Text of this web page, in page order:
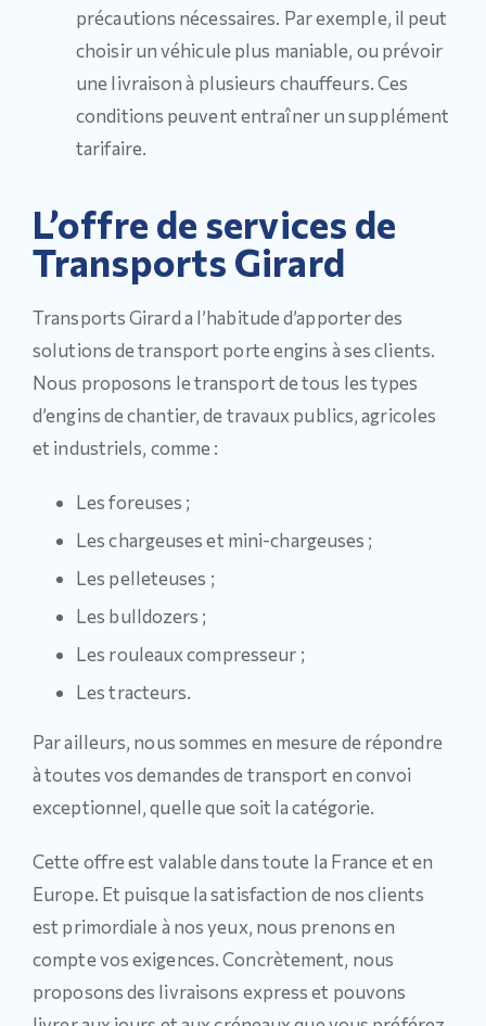
précautions nécessaires. Par exemple, il peut
choisir un véhicule plus maniable, ou prévoir
une livraison à plusieurs chauffeurs. Ces
conditions peuvent entraîner un supplément
tarifaire.
L’offre de services de
Transports Girard
Transports Girard a l’habitude d’apporter des
solutions de transport porte engins à ses clients.
Nous proposons le transport de tous les types
d’engins de chantier, de travaux publics, agricoles
et industriels, comme :
Les foreuses ;
Les chargeuses et mini-chargeuses ;
Les pelleteuses ;
Les bulldozers ;
Les rouleaux compresseur ;
Les tracteurs.
Par ailleurs, nous sommes en mesure de répondre
à toutes vos demandes de transport en convoi
exceptionnel, quelle que soit la catégorie.
Cette offre est valable dans toute la France et en
Europe. Et puisque la satisfaction de nos clients
est primordiale à nos yeux, nous prenons en
compte vos exigences. Concrètement, nous
proposons des livraisons express et pouvons